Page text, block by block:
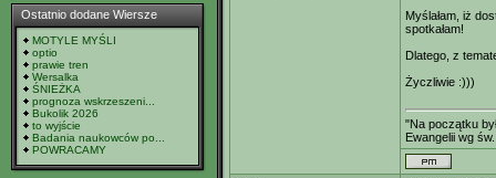
Ostatnio dodane Wiersze
MOTYLE MYŚLI
optio
prawie tren
Wersalka
ŚNIEŻKA
prognoza wskrzeszeni...
Bukolik 2026
to wyjście
Badania naukowców po...
POWRACAMY
Myślałam, iż
spotkałam!
Dlatego, z
Życzliwie :)))
"Na początku
Ewangelii wg